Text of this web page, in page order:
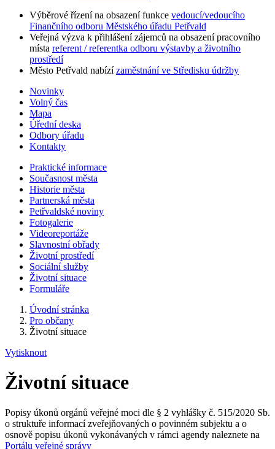
Výběrové řízení na obsazení funkce vedoucí/vedoucího
Finančního odboru Městského úřadu Petřvald
Veřejná výzva k přihlášení zájemců na obsazení pracovního
místa referent / referentka odboru výstavby a životního
prostředí
Město Petřvald nabízízaměstnání ve Středisku údržby
Novinky
Volný čas
Mapa
Úřední deska
Odbory úřadu
Kontakty
Praktické informace
Současnost města
Historie města
Partnerská města
Petřvaldské noviny
Fotogalerie
Videoreportáže
Slavnostní obřady
Životní prostředí
Sociální služby
Životní situace
Formuláře
Úvodní stránka
Pro občany
Životní situace
Vytisknout
Životní situace
Popisy úkonů orgánů veřejné moci dle § 2 vyhlášky č. 515/2020 Sb.
o struktuře informací zveřejňovaných o povinném subjektu a o
osnově popisu úkonů vykonávaných v rámci agendy naleznete na
Portálu veřejné správy